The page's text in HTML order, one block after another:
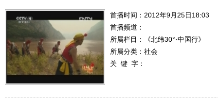
首播时间：2012年9月25日18:03
首播频道：
所属栏目：
《北纬30°·中国行》
所属分类：社会
关 键 字：